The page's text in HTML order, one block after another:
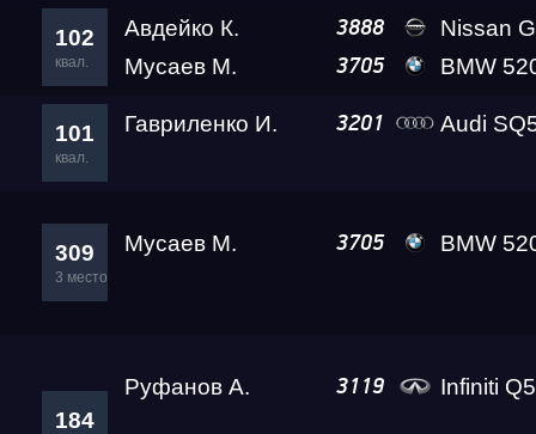
102
квал.
Авдейко К. 3888
Nissan GT-R
Мусаев М.
3705 BMW 520D
101
квал.
Гавриленко И. 3201 Audi SQ5 Ада
309
3 место
Мусаев М. 3705 BMW 520D
184
Руфанов А. 3119 Infiniti